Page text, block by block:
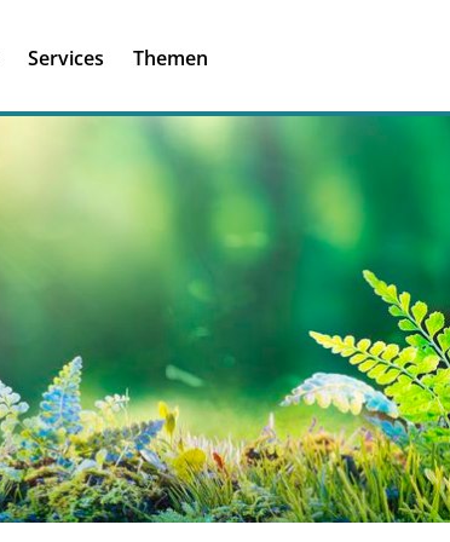
Services Themen
Ich habe einen